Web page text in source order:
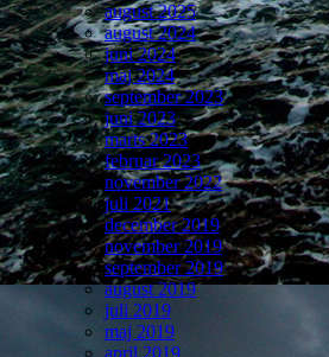
august 2025
august 2024
juni 2024
maj 2024
september 2023
juni 2023
marts 2023
februar 2023
november 2022
juli 2021
december 2019
november 2019
september 2019
august 2019
juli 2019
maj 2019